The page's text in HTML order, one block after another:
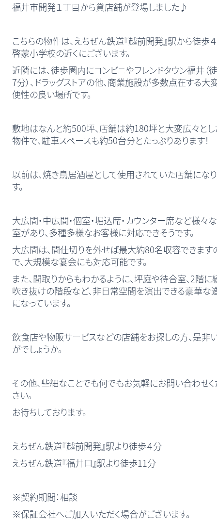
福井市開発１丁目から貸店舗が登場しました♪
こちらの物件は、えちぜん鉄道『越前開発』駅から徒歩４
啓蒙小学校の近くにございます。
近隣には、徒歩圏内にコンビニやフレンドタウン福井（
7分）、ドラッグストアの他、商業施設が多数点在する大
便性の良い場所です。
敷地はなんと約500坪、店舗は約180坪と大変広々とし
物件で、駐車スペースも約50台分とたっぷりあります！
以前は、焼き鳥居酒屋として使用されていた店舗にな
す。
大広間・中広間・個室・堀込席・カウンター席など様々
室があり、多種多様なお客様に対応できそうです。
大広間は、間仕切りを外せば最大約80名収容できます
で、大規模な宴会にも対応可能です。
また、間取りからもわかるように、坪庭や待合室、2階に
吹き抜けの階段など、非日常空間を演出できる豪華な
になっています。
飲食店や物販サービスなどの店舗をお探しの方、是非
がでしょうか。
その他、些細なことでも何でもお気軽にお問い合わせ
さい。
お待ちしております。
えちぜん鉄道『越前開発』駅より徒歩４分
えちぜん鉄道『福井口』駅より徒歩11分
※契約期間：相談
※保証会社へご加入いただく場合がございます。